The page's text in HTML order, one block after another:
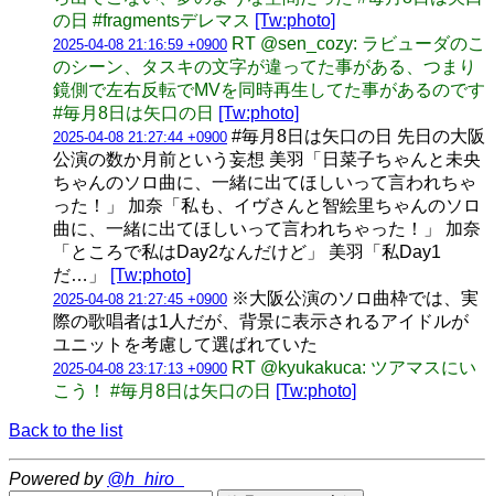
の日 #fragmentsデレマス [Tw:photo]
2025-04-08 21:16:59 +0900 RT @sen_cozy: ラビューダのこ
のシーン、タスキの文字が違ってた事がある、つまり
鏡側で左右反転でMVを同時再生してた事があるのです
#毎月8日は矢口の日 [Tw:photo]
2025-04-08 21:27:44 +0900 #毎月8日は矢口の日 先日の大阪
公演の数か月前という妄想 美羽「日菜子ちゃんと未央
ちゃんのソロ曲に、一緒に出てほしいって言われちゃ
った！」 加奈「私も、イヴさんと智絵里ちゃんのソロ
曲に、一緒に出てほしいって言われちゃった！」 加奈
「ところで私はDay2なんだけど」 美羽「私Day1
だ…」
[Tw:photo]
2025-04-08 21:27:45 +0900 ※大阪公演のソロ曲枠では、実
際の歌唱者は1人だが、背景に表示されるアイドルが
ユニットを考慮して選ばれていた
2025-04-08 23:17:13 +0900 RT @kyukakuca: ツアマスにい
こう！ #毎月8日は矢口の日 [Tw:photo]
Back to the list
Powered by @h_hiro_